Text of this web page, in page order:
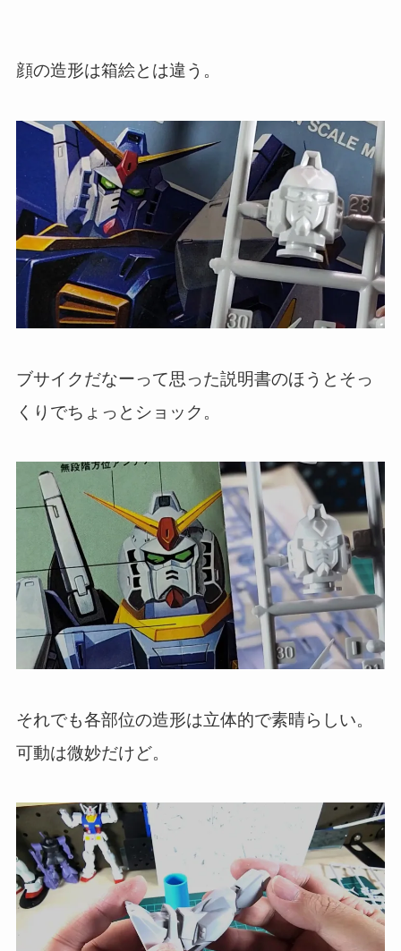
顔の造形は箱絵とは違う。
ブサイクだなーって思った説明書のほうとそっ
くりでちょっとショック。
それでも各部位の造形は立体的で素晴らしい。
可動は微妙だけど。